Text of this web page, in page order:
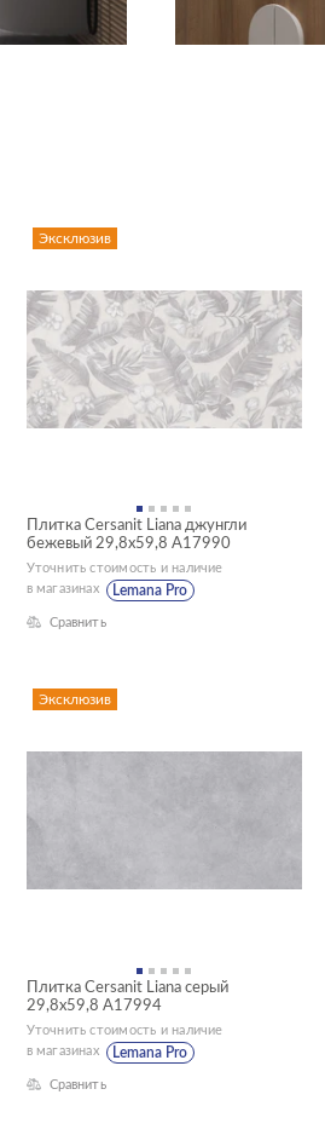
убирать капли воды
и компактных санузлах
Эксклюзив
Плитка Cersanit Liana джунгли
бежевый 29,8x59,8 A17990
Уточнить стоимость и наличие
в магазинах
Lemana Pro
Сравнить
Эксклюзив
Плитка Cersanit Liana серый
29,8x59,8 A17994
Уточнить стоимость и наличие
в магазинах
Lemana Pro
Сравнить